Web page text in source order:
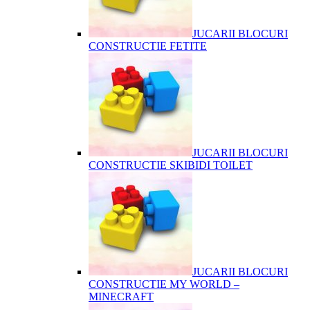
JUCARII BLOCURI
CONSTRUCTIE FETITE
JUCARII BLOCURI
CONSTRUCTIE SKIBIDI TOILET
JUCARII BLOCURI
CONSTRUCTIE MY WORLD –
MINECRAFT